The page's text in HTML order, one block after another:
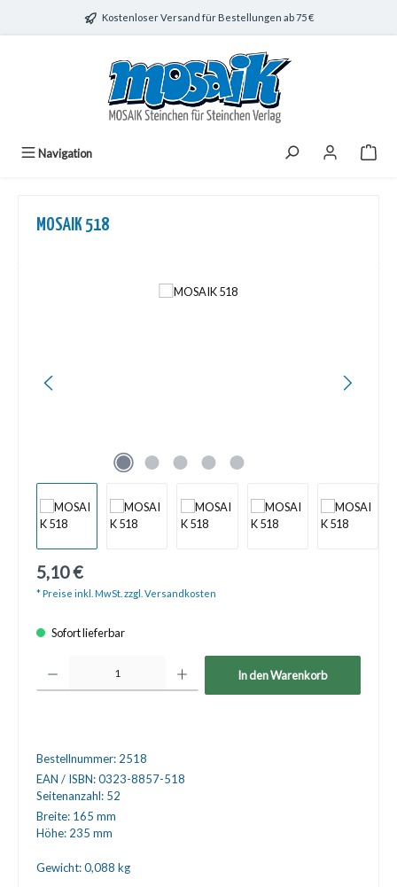
Zum Hauptinhalt springenKostenloser Versand für Bestellungen ab 75 €
Navigation
MOSAIK 518
5,10 €
* Preise inkl. MwSt. zzgl. Versandkosten
Sofort lieferbar
In den Warenkorb
Bestellnummer: 2518
EAN / ISBN:0323-8857-518
Seitenanzahl: 52
Breite: 165 mm
Höhe: 235 mm
Gewicht:0,088 kg